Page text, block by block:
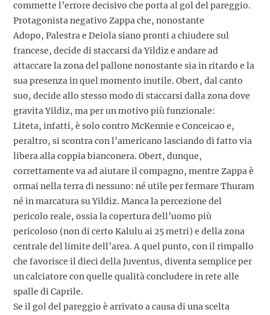
commette l’errore decisivo che porta al gol del pareggio.
Protagonista negativo Zappa che, nonostante
Adopo, Palestra e Deiola siano pronti a chiudere sul
francese, decide di staccarsi da Yildiz e andare ad
attaccare la zona del pallone nonostante sia in ritardo e la
sua presenza in quel momento inutile. Obert, dal canto
suo, decide allo stesso modo di staccarsi dalla zona dove
gravita Yildiz, ma per un motivo più funzionale:
Liteta, infatti, è solo contro McKennie e Conceicao e,
peraltro, si scontra con l’americano lasciando di fatto via
libera alla coppia bianconera. Obert, dunque,
correttamente va ad aiutare il compagno, mentre Zappa è
ormai nella terra di nessuno: né utile per fermare Thuram
né in marcatura su Yildiz. Manca la percezione del
pericolo reale, ossia la copertura dell’uomo più
pericoloso (non di certo Kalulu ai 25 metri) e della zona
centrale del limite dell’area. A quel punto, con il rimpallo
che favorisce il dieci della Juventus, diventa semplice per
un calciatore con quelle qualità concludere in rete alle
spalle di Caprile.
Se il gol del pareggio è arrivato a causa di una scelta